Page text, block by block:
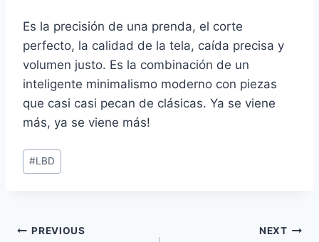
Es la precisión de una prenda, el corte
perfecto, la calidad de la tela, caída precisa y
volumen justo. Es la combinación de un
inteligente minimalismo moderno con piezas
que casi casi pecan de clásicas. Ya se viene
más, ya se viene más!
Post
Tags:
#LBD
Navegación
PREVIOUS NEXT